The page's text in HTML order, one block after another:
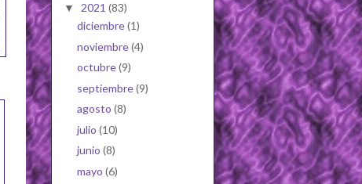
▼ 2021 (83)
diciembre(1)
noviembre(4)
octubre(9)
septiembre(9)
agosto (8)
julio (10)
junio (8)
mayo (6)